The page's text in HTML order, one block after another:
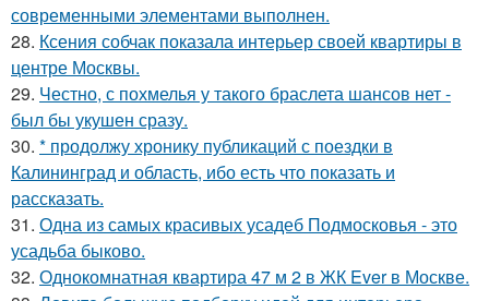
современными элементами выполнен.
28. Ксения собчак показала интерьер своей квартиры в
центре Москвы.
29. Честно, с похмелья у такого браслета шансов нет -
был бы укушен сразу.
30. * продолжу хронику публикаций с поездки в
Калининград и область, ибо есть что показать и
рассказать.
31. Одна из самых красивых усадеб Подмосковья - это
усадьба быково.
32. Однокомнатная квартира 47 м 2 в ЖК Ever в Москве.